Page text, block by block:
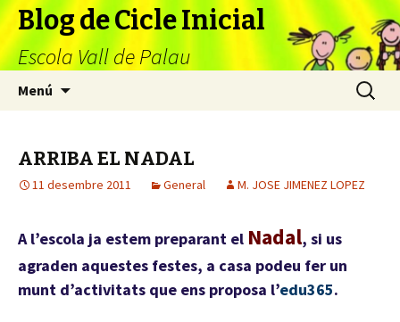
Blog de Cicle Inicial
Escola Vall de Palau
Menú Cerca:
ARRIBA EL NADAL
11 desembre 2011 General M. JOSE JIMENEZ LOPEZ
A l’escola ja estem preparant el Nadal, si us
agraden aquestes festes, a casa podeu fer un
munt d’activitats que ens proposa l’edu365.